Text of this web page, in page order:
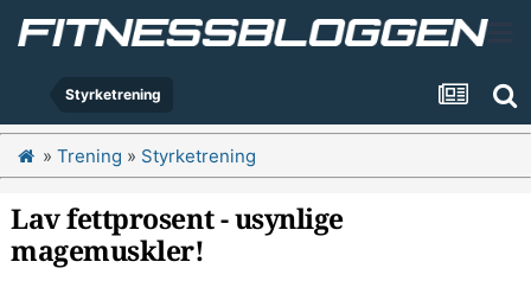
Styrketrening
» Trening » Styrketrening
Lav fettprosent - usynlige
magemuskler!